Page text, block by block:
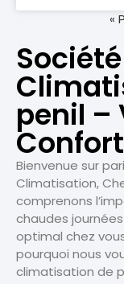
«
penil –
Bienvenue sur
Climatisation,
comprenons
chaudes
optimal chez
pourquoi nous
climatisation de